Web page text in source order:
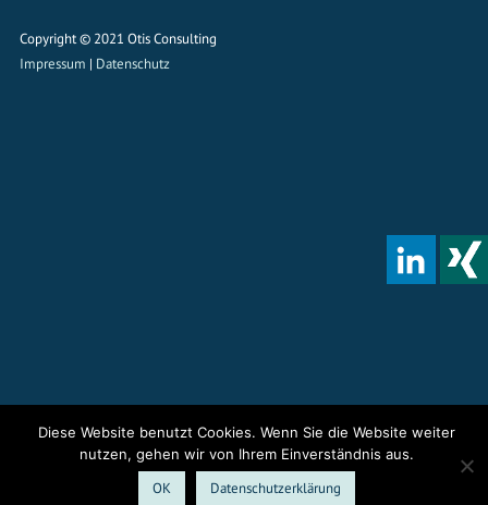
Copyright © 2021 Otis Consulting
Impressum | Datenschutz
Diese Website benutzt Cookies. Wenn Sie die Website weiter
nutzen, gehen wir von Ihrem Einverständnis aus.
OK Datenschutzerklärung